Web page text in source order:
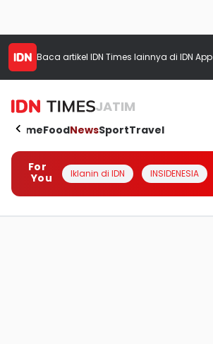
Baca artikel IDN Times lainnya di IDN App
JATIM
HomeFoodNewsSportTravel
For
You
Iklanin di IDN INSIDENESIA